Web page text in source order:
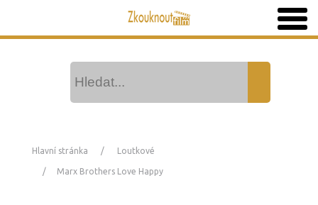
Hlavní stránka Loutkové
Marx Brothers Love Happy